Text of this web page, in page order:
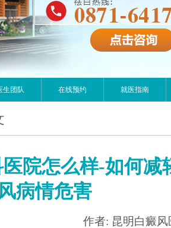
生团队 在线预约 就医指南
院怎么样-如何减
病情危害
作者: 昆明白癜风